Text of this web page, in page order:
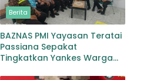
Berita
BAZNAS PMI Yayasan Teratai
Passiana Sepakat
Tingkatkan Yankes Warga